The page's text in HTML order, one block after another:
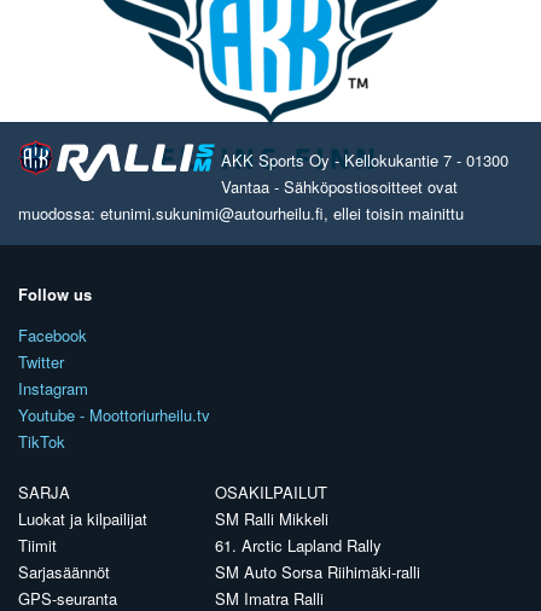
AKK Sports Oy - Kellokukantie 7 - 01300
Vantaa - Sähköpostiosoitteet ovat
muodossa: etunimi.sukunimi@autourheilu.fi, ellei toisin mainittu
Follow us
Facebook
Twitter
Instagram
Youtube - Moottoriurheilu.tv
TikTok
SARJA
Luokat ja kilpailijat
Tiimit
Sarjasäännöt
GPS-seuranta
OSAKILPAILUT
SM Ralli Mikkeli
61. Arctic Lapland Rally
SM Auto Sorsa Riihimäki-ralli
SM Imatra Ralli